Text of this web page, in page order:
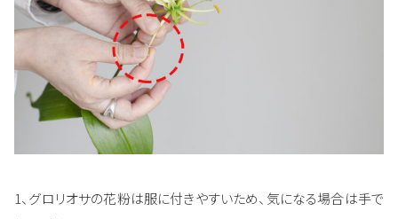
1、グロリオサの花粉は服に付きやすいため、気になる場合は手で